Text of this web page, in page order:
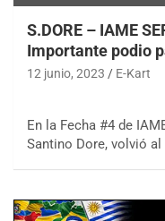
S.DORE – IAME
Importante podio
12 junio, 2023 E-Kart
En la Fecha #4 de
Santino Dore, volvió